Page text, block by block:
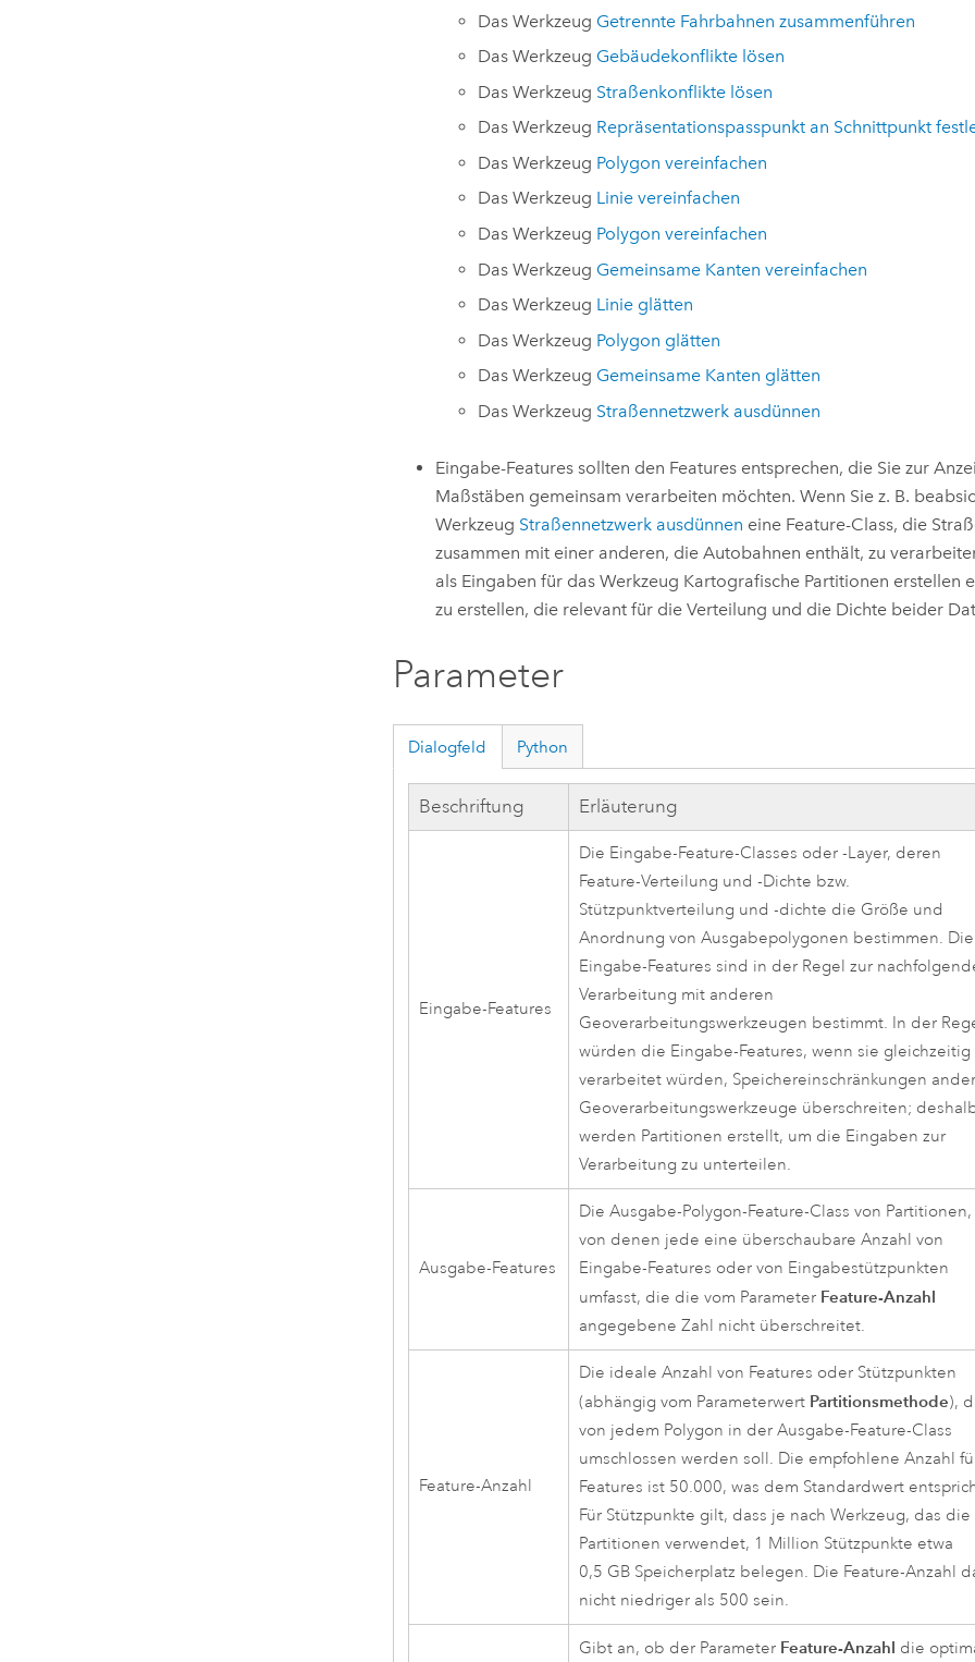
Das Werkzeug Getrennte Fahrbahnen zusammenführen
Das Werkzeug Gebäudekonflikte lösen
Das Werkzeug Straßenkonflikte lösen
Das Werkzeug Repräsentationspasspunkt an Schnittpunkt
Das Werkzeug Polygon vereinfachen
Das Werkzeug Linie vereinfachen
Das Werkzeug Polygon vereinfachen
Das Werkzeug Gemeinsame Kanten vereinfachen
Das Werkzeug Linie glätten
Das Werkzeug Polygon glätten
Das Werkzeug Gemeinsame Kanten glätten
Das Werkzeug Straßennetzwerk ausdünnen
Eingabe-Features sollten den Features entsprechen, die Sie zur
Maßstäben gemeinsam verarbeiten möchten. Wenn Sie z. B.
Werkzeug Straßennetzwerk ausdünnen eine Feature-Class, die
zusammen mit einer anderen, die Autobahnen enthält, zu
als Eingaben für das Werkzeug Kartografische Partitionen erstellen
zu erstellen, die relevant für die Verteilung und die Dichte beider
Parameter
Dialogfeld Python
Beschriftung Erläuterung
Eingabe-Features
Die Eingabe-Feature-Classes oder -Layer, deren
Feature-Verteilung und -Dichte bzw.
Stützpunktverteilung und -dichte die Größe und
Anordnung von Ausgabepolygonen bestimmen. Die
Eingabe-Features sind in der Regel zur
Verarbeitung mit anderen
Geoverarbeitungswerkzeugen bestimmt. In der
würden die Eingabe-Features, wenn sie gleichzeitig
verarbeitet würden, Speichereinschränkungen
Geoverarbeitungswerkzeuge überschreiten;
werden Partitionen erstellt, um die Eingaben zur
Verarbeitung zu unterteilen.
Ausgabe-Features
Die Ausgabe-Polygon-Feature-Class von Partitionen,
von denen jede eine überschaubare Anzahl von
Eingabe-Features oder von Eingabestützpunkten
umfasst, die die vom Parameter Feature-Anzahl
angegebene Zahl nicht überschreitet.
Feature-Anzahl
Die ideale Anzahl von Features oder Stützpunkten
(abhängig vom Parameterwert Partitionsmethode),
von jedem Polygon in der Ausgabe-Feature-Class
umschlossen werden soll. Die empfohlene Anzahl
Features ist 50.000, was dem Standardwert
Für Stützpunkte gilt, dass je nach Werkzeug, das die
Partitionen verwendet, 1 Million Stützpunkte etwa
0,5 GB Speicherplatz belegen. Die Feature-Anzahl
nicht niedriger als 500 sein.
Gibt an, ob der Parameter Feature-Anzahl die